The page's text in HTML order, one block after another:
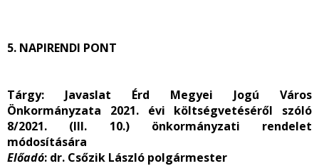
5. NAPIRENDI PONT
Tárgy: Javaslat Érd Megyei Jogú Város
Önkormányzata 2021. évi költségvetéséről szóló
8/2021. (III. 10.) önkormányzati rendelet
módosítására
Előadó: dr. Csőzik László polgármester